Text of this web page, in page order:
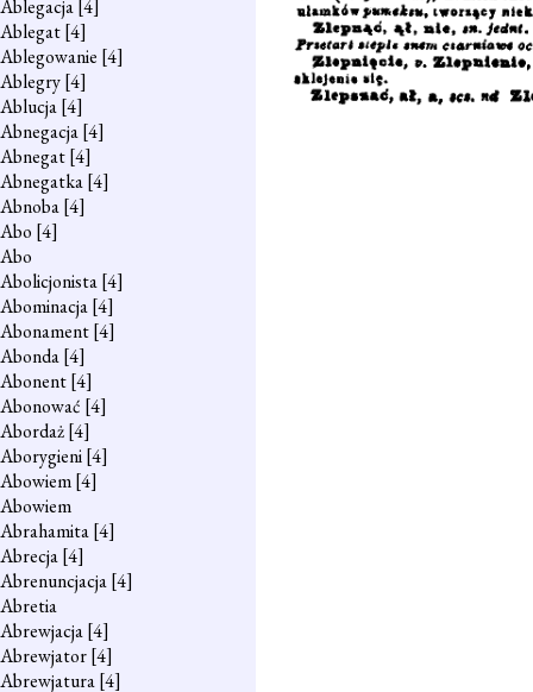
Ablegacja[4]
Ablegat[4]
Ablegowanie [4]
Ablegry[4]
Ablucja[4]
Abnegacja[4]
Abnegat[4]
Abnegatka[4]
Abnoba[4]
Abo [4]
Abo
Abolicjonista[4]
Abominacja[4]
Abonament[4]
Abonda[4]
Abonent[4]
Abonować [4]
Abordaż[4]
Aborygieni[4]
Abowiem[4]
Abowiem
Abrahamita[4]
Abrecja[4]
Abrenuncjacja[4]
Abretia
Abrewjacja[4]
Abrewjator[4]
Abrewjatura[4]